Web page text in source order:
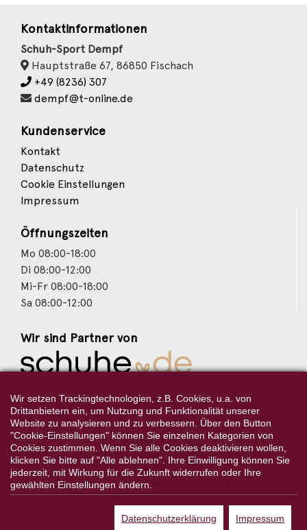
Kontaktinformationen
Schuh-Sport Dempf
Hauptstraße 67, 86850 Fischach
+49 (8236) 307
dempf@t-online.de
Kundenservice
Kontakt
Datenschutz
Cookie Einstellungen
Impressum
Öffnungszeiten
Mo 08:00-18:00
Di 08:00-12:00
Mi-Fr 08:00-18:00
Sa 08:00-12:00
Wir sind Partner von
Weitere Partner
Folgen Sie uns:
Wir setzen Trackingtechnologien, z.B. Cookies, u.a. von
Drittanbietern ein, um Nutzung und Funktionalität unserer
Website zu analysieren und zu verbessern. Über den Button
"Cookie-Einstellungen" können Sie einzelnen Kategorien von
Cookies zustimmen. Wenn Sie alle Cookies deaktivieren wollen,
klicken Sie bitte auf "Alle ablehnen". Ihre Einwilligung können Sie
jederzeit, mit Wirkung für die Zukunft widerrufen oder Ihre
gewählten Einstellungen ändern.
Datenschutzerklärung Impressum